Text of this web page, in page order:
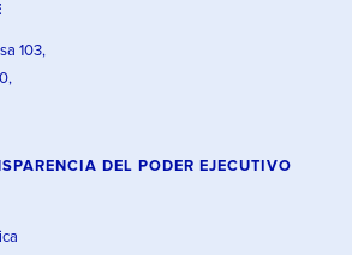
103,
DEL PODER EJECUTIVO